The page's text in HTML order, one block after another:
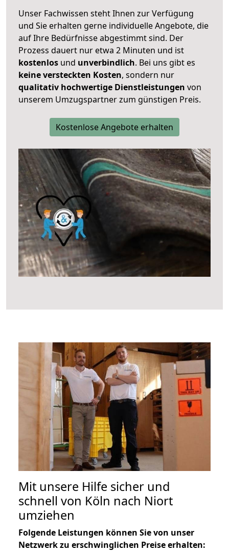
Unser Fachwissen steht Ihnen zur Verfügung
und Sie erhalten gerne individuelle Angebote, die
auf Ihre Bedürfnisse abgestimmt sind. Der
Prozess dauert nur etwa 2 Minuten und ist
kostenlos und unverbindlich. Bei uns gibt es
keine versteckten Kosten, sondern nur
qualitativ hochwertige Dienstleistungen von
unserem Umzugspartner zum günstigen Preis.
Kostenlose Angebote erhalten
Mit unsere Hilfe sicher und
schnell von Köln nach Niort
umziehen
Folgende Leistungen können Sie von unser
Netzwerk zu erschwinglichen Preise erhalten: